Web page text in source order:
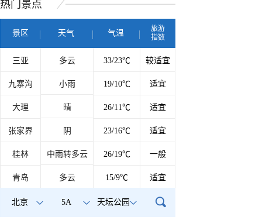
热门 景点
景区 天气 气温
旅游
指数
三亚 多云 33/23℃ 较适宜
九寨沟 小雨 19/10℃ 适宜
大理 晴 26/11℃ 适宜
张家界 阴 23/16℃ 适宜
桂林 中雨转多云 26/19℃ 一般
青岛 多云 15/9℃ 适宜
北京 5A 天坛公园